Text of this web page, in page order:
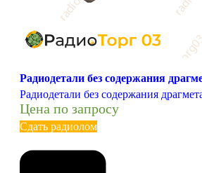
Радиодетали без содержания
Радиодетали без содержания
Цена по запросу
Сдать радиолом